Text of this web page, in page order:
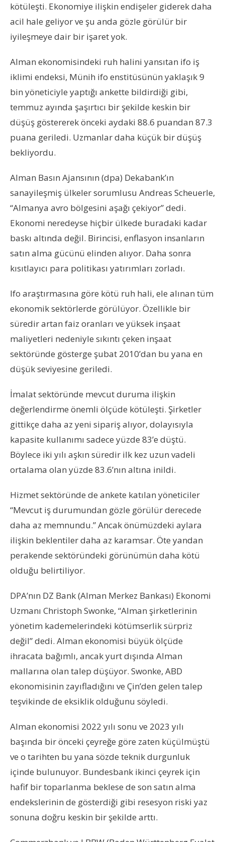
kötüleşti. Ekonomiye ilişkin endişeler giderek daha
acil hale geliyor ve şu anda gözle görülür bir
iyileşmeye dair bir işaret yok.
Alman ekonomisindeki ruh halini yansıtan ifo iş
iklimi endeksi, Münih ifo enstitüsünün yaklaşık 9
bin yöneticiyle yaptığı ankette bildirdiği gibi,
temmuz ayında şaşırtıcı bir şekilde keskin bir
düşüş göstererek önceki aydaki 88.6 puandan 87.3
puana geriledi. Uzmanlar daha küçük bir düşüş
bekliyordu.
Alman Basın Ajansının (dpa) Dekabank’ın
sanayileşmiş ülkeler sorumlusu Andreas Scheuerle,
“Almanya avro bölgesini aşağı çekiyor” dedi.
Ekonomi neredeyse hiçbir ülkede buradaki kadar
baskı altında değil. Birincisi, enflasyon insanların
satın alma gücünü elinden alıyor. Daha sonra
kısıtlayıcı para politikası yatırımları zorladı.
Ifo araştırmasına göre kötü ruh hali, ele alınan tüm
ekonomik sektörlerde görülüyor. Özellikle bir
süredir artan faiz oranları ve yüksek inşaat
maliyetleri nedeniyle sıkıntı çeken inşaat
sektöründe gösterge şubat 2010’dan bu yana en
düşük seviyesine geriledi.
İmalat sektöründe mevcut duruma ilişkin
değerlendirme önemli ölçüde kötüleşti. Şirketler
gittikçe daha az yeni sipariş alıyor, dolayısıyla
kapasite kullanımı sadece yüzde 83’e düştü.
Böylece iki yılı aşkın süredir ilk kez uzun vadeli
ortalama olan yüzde 83.6’nın altına inildi.
Hizmet sektöründe de ankete katılan yöneticiler
“Mevcut iş durumundan gözle görülür derecede
daha az memnundu.” Ancak önümüzdeki aylara
ilişkin beklentiler daha az karamsar. Öte yandan
perakende sektöründeki görünümün daha kötü
olduğu belirtiliyor.
DPA’nın DZ Bank (Alman Merkez Bankası) Ekonomi
Uzmanı Christoph Swonke, “Alman şirketlerinin
yönetim kademelerindeki kötümserlik sürpriz
değil” dedi. Alman ekonomisi büyük ölçüde
ihracata bağımlı, ancak yurt dışında Alman
mallarına olan talep düşüyor. Swonke, ABD
ekonomisinin zayıfladığını ve Çin’den gelen talep
teşvikinde de eksiklik olduğunu söyledi.
Alman ekonomisi 2022 yılı sonu ve 2023 yılı
başında bir önceki çeyreğe göre zaten küçülmüştü
ve o tarihten bu yana sözde teknik durgunluk
içinde bulunuyor. Bundesbank ikinci çeyrek için
hafif bir toparlanma beklese de son satın alma
endekslerinin de gösterdiği gibi resesyon riski yaz
sonuna doğru keskin bir şekilde arttı.